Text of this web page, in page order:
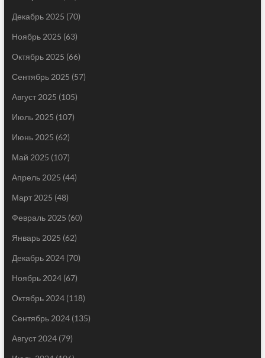
Декабрь 2025 (70)
Ноябрь 2025 (63)
Октябрь 2025 (66)
Сентябрь 2025 (57)
Август 2025 (105)
Июль 2025 (107)
Июнь 2025 (62)
Май 2025 (107)
Апрель 2025 (44)
Март 2025 (48)
Февраль 2025 (60)
Январь 2025 (62)
Декабрь 2024(70)
Ноябрь 2024(67)
Октябрь 2024(118)
Сентябрь 2024(135)
Август 2024(79)